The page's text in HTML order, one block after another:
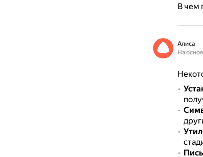
В чем
Алиса
На